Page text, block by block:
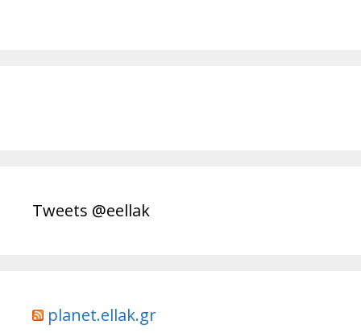
Tweets @eellak
planet.ellak.gr